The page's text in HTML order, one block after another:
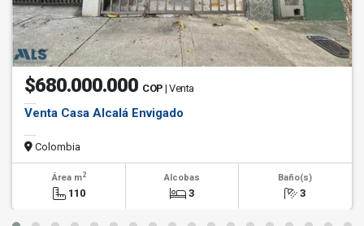
$680.000.000 COP | Venta
Venta Casa Alcalá Envigado
Colombia
Área m2
110
Alcobas
3
Baño(s)
3